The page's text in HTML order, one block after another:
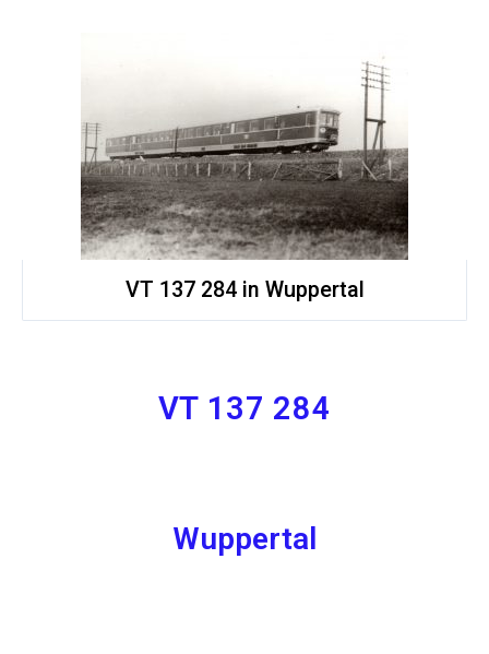
VT 137 284 in Wuppertal
VT 137 284
Wuppertal